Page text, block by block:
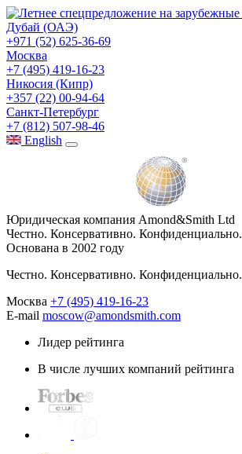
Дубай (ОАЭ)
+971 (52) 625-36-69
Москва
+7 (495) 419-16-23
Никосия (Кипр)
+357 (22) 00-94-64
Санкт-Петербург
+7 (812) 507-98-46
English
Юридическая компания Amond&Smith Ltd
Честно. Консервативно. Конфиденциально.
Основана в 2002 году
Честно. Консервативно. Конфиденциально.
Москва +7 (495) 419-16-23
E-mail moscow@amondsmith.com
Лидер рейтинга
В числе лучших компаний рейтинга